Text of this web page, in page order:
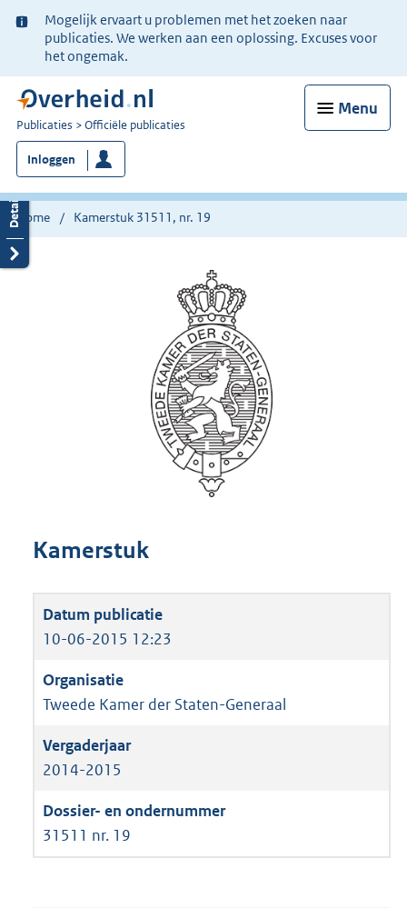
Ter
informatie:
Mogelijk ervaart u problemen met het zoeken naar
publicaties. We werken aan een oplossing. Excuses voor
het ongemak.
Menu
U
bent
nu
hier:
Publicaties Officiële publicaties
Inloggen
Home Kamerstuk 31511, nr. 19
Kamerstuk
10-06-2015 12:23
Tweede Kamer der Staten-Generaal
2014-2015
31511 nr. 19